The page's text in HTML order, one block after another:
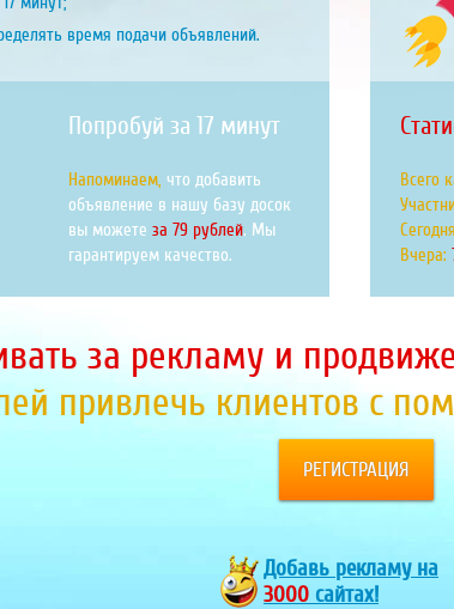
время подачи объявлений.
Попробуй за 17 минут
Напоминаем, что добавить
объявление в нашу базу досок
вы можете за 79 рублей. Мы
гарантируем качество.
Всего
Вчера:
за рекламу и
привлечь клиентов с
РЕГИСТРАЦИЯ
Добавь рекламу на
3000 сайтах!